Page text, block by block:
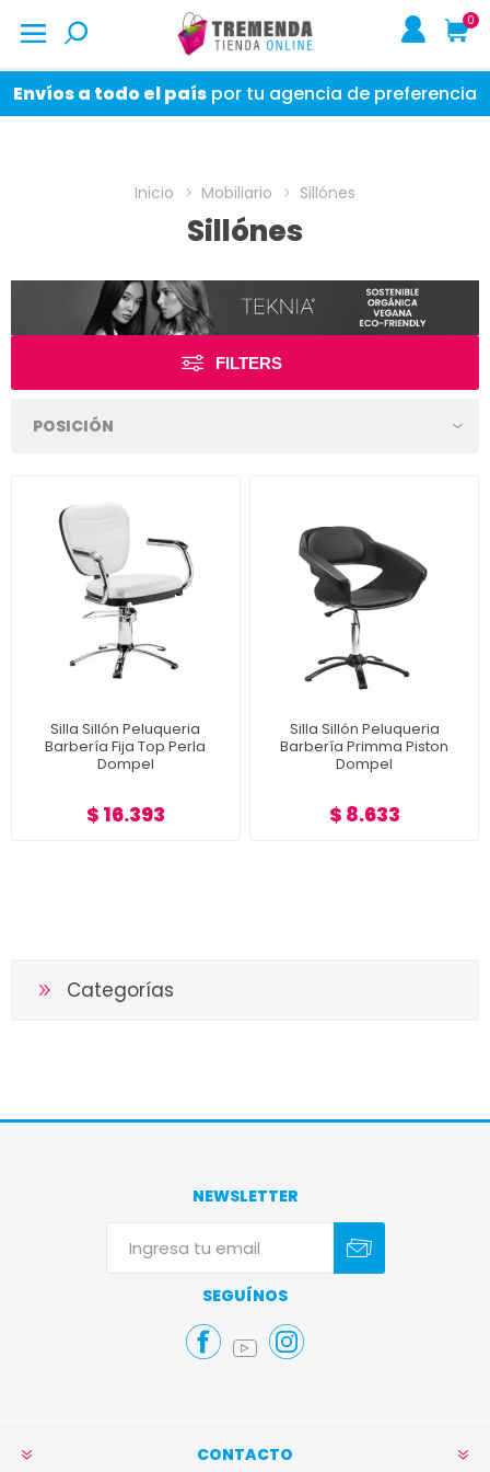
0
Envíos a todo el país por tu agencia de preferencia
Inicio Mobiliario Sillónes
Sillónes
FILTERS
Silla Sillón Peluqueria
Barbería Fija Top Perla
Dompel
$ 16.393
Silla Sillón Peluqueria
Barbería Primma Piston
Dompel
$ 8.633
Categorías
NEWSLETTER
SEGUÍNOS
CONTACTO